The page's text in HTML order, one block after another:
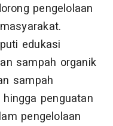
pengelolaan
edukasi
sampah organik
sampah
penguatan
pengelolaan